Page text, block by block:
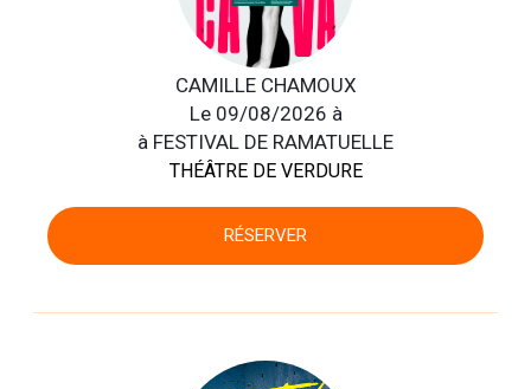
CAMILLE CHAMOUX
Le 09/08/2026 à
à FESTIVAL DE RAMATUELLE
THÉÂTRE DE VERDURE
RÉSERVER